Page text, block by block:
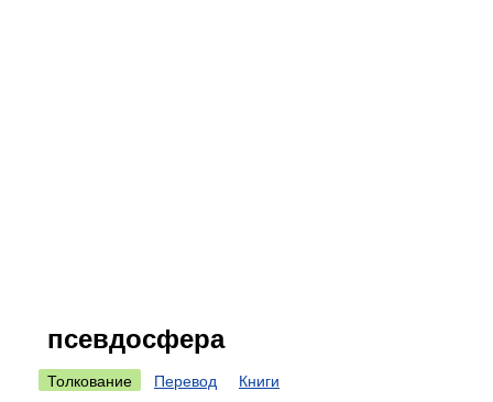
псевдосфера
Толкование Перевод Книги